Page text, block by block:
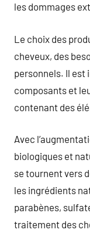
les dommages
Le choix des
cheveux, des
personnels. Il est
composants et
contenant des
Avec
biologiques et
se tournent vers
les ingrédients
parabènes,
traitement des